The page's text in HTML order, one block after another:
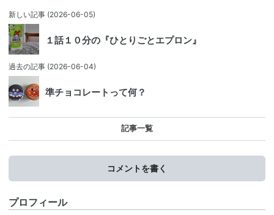
新しい記事 (2026-06-05)
１話１０分の『ひとりごとエプロン』
過去の記事 (2026-06-04)
準チョコレートって何？
記事一覧
コメントを書く
プロフィール